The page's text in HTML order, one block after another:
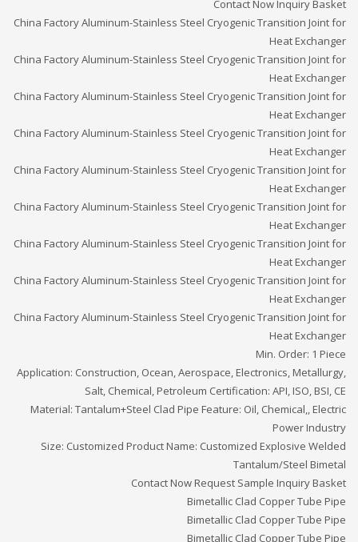
Contact Now Inquiry Basket
China Factory Aluminum-Stainless Steel Cryogenic Transition Joint for
Heat Exchanger
China Factory Aluminum-Stainless Steel Cryogenic Transition Joint for
Heat Exchanger
China Factory Aluminum-Stainless Steel Cryogenic Transition Joint for
Heat Exchanger
China Factory Aluminum-Stainless Steel Cryogenic Transition Joint for
Heat Exchanger
China Factory Aluminum-Stainless Steel Cryogenic Transition Joint for
Heat Exchanger
China Factory Aluminum-Stainless Steel Cryogenic Transition Joint for
Heat Exchanger
China Factory Aluminum-Stainless Steel Cryogenic Transition Joint for
Heat Exchanger
China Factory Aluminum-Stainless Steel Cryogenic Transition Joint for
Heat Exchanger
China Factory Aluminum-Stainless Steel Cryogenic Transition Joint for
Heat Exchanger
Min. Order: 1 Piece
Application: Construction, Ocean, Aerospace, Electronics, Metallurgy,
Salt, Chemical, Petroleum Certification: API, ISO, BSI, CE
Material: Tantalum+Steel Clad Pipe Feature: Oil, Chemical,, Electric
Power Industry
Size: Customized Product Name: Customized Explosive Welded
Tantalum/Steel Bimetal
Contact Now Request Sample Inquiry Basket
Bimetallic Clad Copper Tube Pipe
Bimetallic Clad Copper Tube Pipe
Bimetallic Clad Copper Tube Pipe